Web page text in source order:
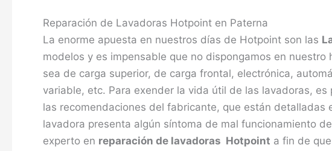
Reparación de Lavadoras Hotpoint en Paterna
La enorme apuesta en nuestros días de Hotpoint son las
modelos y es impensable que no dispongamos en
sea de carga superior, de carga frontal, electrónica,
variable, etc. Para exender la vida útil de las lavadoras,
las recomendaciones del fabricante, que están detalladas
lavadora presenta algún síntoma de mal funcionamiento
experto en reparación de lavadoras Hotpoint a fin de